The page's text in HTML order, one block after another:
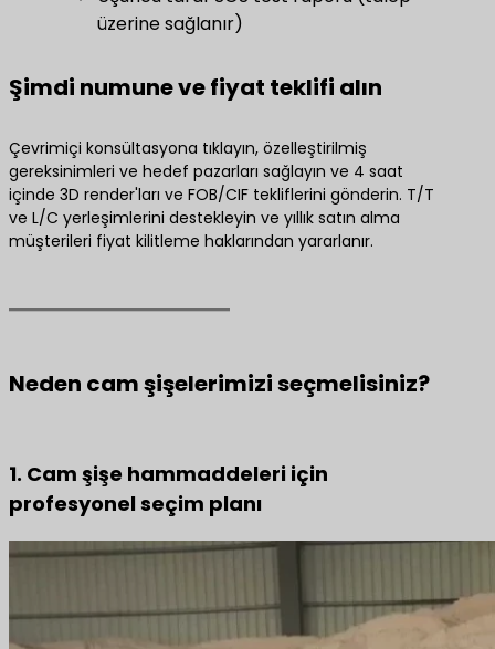
üzerine sağlanır)
​Şimdi numune ve fiyat teklifi alın​
Çevrimiçi konsültasyona tıklayın, özelleştirilmiş
gereksinimleri ve hedef pazarları sağlayın ve 4 saat
içinde 3D render'ları ve FOB/CIF tekliflerini gönderin. T/T
ve L/C yerleşimlerini destekleyin ve yıllık satın alma
müşterileri fiyat kilitleme haklarından yararlanır.
Neden cam şişelerimizi seçmelisiniz?
1. Cam şişe hammaddeleri için
profesyonel seçim planı